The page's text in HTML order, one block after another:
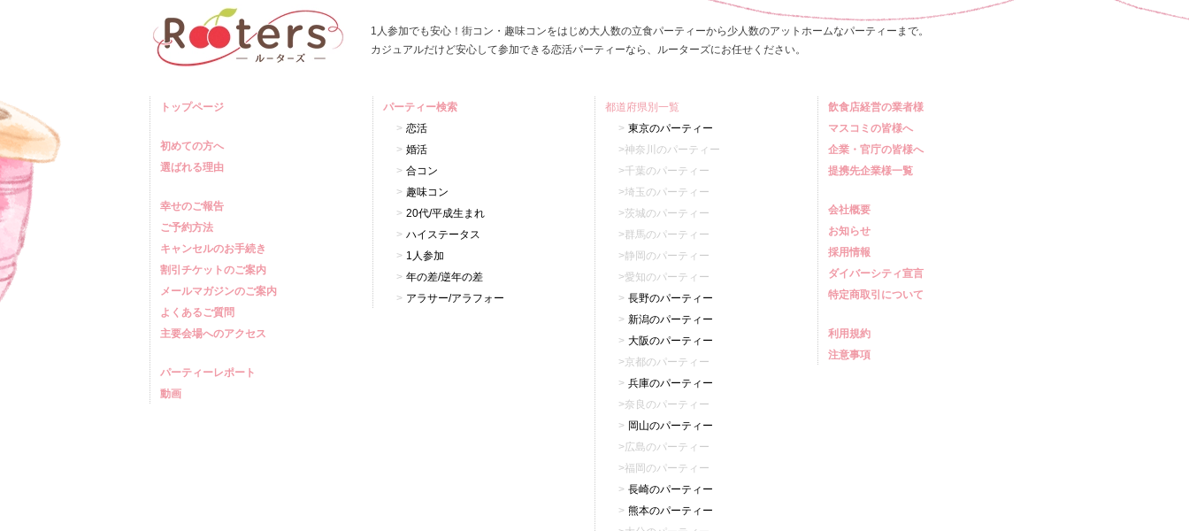
1人参加でも安心！街コン・趣味コンをはじめ大人数の立食パーティーから少人数のアットホームなパーティーまで。
カジュアルだけど安心して参加できる恋活パーティーなら、ルーターズにお任せください。
トップページ
初めての方へ
選ばれる理由
幸せのご報告
ご予約方法
キャンセルのお手続き
割引チケットのご案内
メールマガジンのご案内
よくあるご質問
主要会場へのアクセス
パーティーレポート
動画
パーティー検索
恋活
婚活
合コン
趣味コン
20代/平成生まれ
ハイステータス
1人参加
年の差/逆年の差
アラサー/アラフォー
都道府県別一覧
東京のパーティー
神奈川のパーティー
千葉のパーティー
埼玉のパーティー
茨城のパーティー
群馬のパーティー
静岡のパーティー
愛知のパーティー
長野のパーティー
新潟のパーティー
大阪のパーティー
京都のパーティー
兵庫のパーティー
奈良のパーティー
岡山のパーティー
広島のパーティー
福岡のパーティー
長崎のパーティー
熊本のパーティー
飲食店経営の業者様
マスコミの皆様へ
企業・官庁の皆様へ
提携先企業様一覧
会社概要
お知らせ
採用情報
ダイバーシティ宣言
特定商取引について
利用規約
注意事項